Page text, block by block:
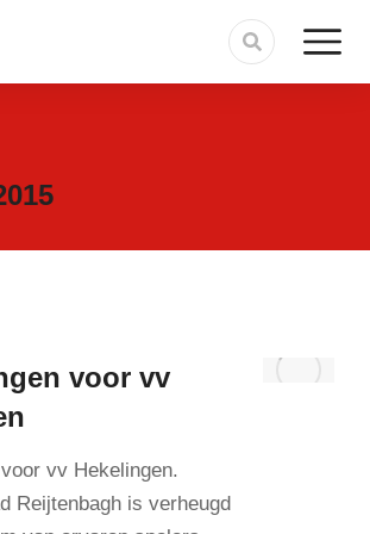
voor vv
vv Hekelingen.
Reijtenbagh is verheugd